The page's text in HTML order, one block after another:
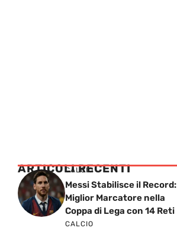
ARTICOLI RECENTI
CALCIO
Messi Stabilisce il Record:
Miglior Marcatore nella
Coppa di Lega con 14 Reti
CALCIO